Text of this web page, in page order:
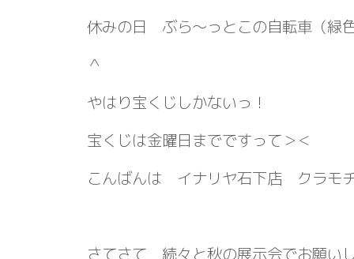
休みの日 ぶら～っとこの自転車（緑
＾
やはり宝くじしかないっ！
宝くじは金曜日までですって＞＜
こんばんは イナリヤ石下店 クラモ
さてさて 続々と秋の展示会でお願い